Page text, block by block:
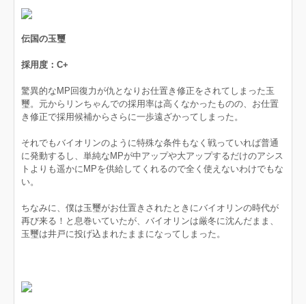
伝国の玉璽
採用度：C+
驚異的なMP回復力が仇となりお仕置き修正をされてしまった玉
璽。元からリンちゃんでの採用率は高くなかったものの、お仕置
き修正で採用候補からさらに一歩遠ざかってしまった。
それでもバイオリンのように特殊な条件もなく戦っていれば普通
に発動するし、単純なMPが中アップや大アップするだけのアシス
トよりも遥かにMPを供給してくれるので全く使えないわけでもな
い。
ちなみに、僕は玉璽がお仕置きされたときにバイオリンの時代が
再び来る！と息巻いていたが、バイオリンは厳冬に沈んだまま、
玉璽は井戸に投げ込まれたままになってしまった。